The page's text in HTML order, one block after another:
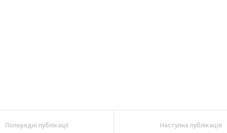
Попередні публікації Наступна публікація